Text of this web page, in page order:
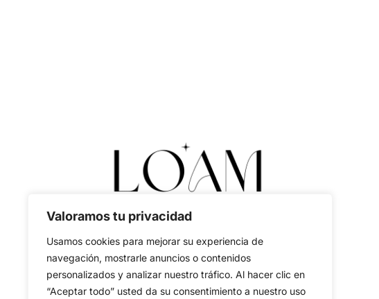
Valoramos tu privacidad
Usamos cookies para mejorar su experiencia de
navegación, mostrarle anuncios o contenidos
personalizados y analizar nuestro tráfico. Al hacer clic en
“Aceptar todo” usted da su consentimiento a nuestro uso